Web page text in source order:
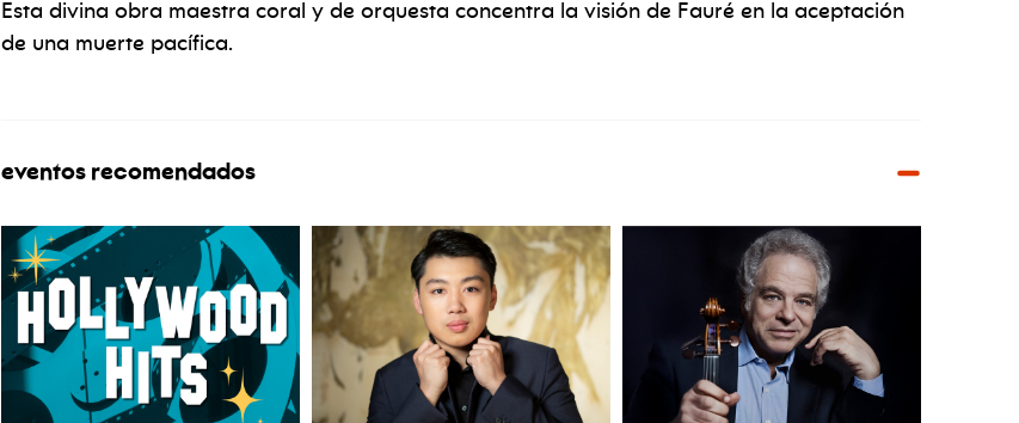
Esta divina obra maestra coral y de orquesta concentra la visión de Fauré en la aceptación
de una muerte pacífica.
eventos recomendados